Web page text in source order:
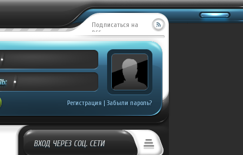
Подписаться на
RSS
Регистрация | Забыли пароль?
ВХОД ЧЕРЕЗ СОЦ. СЕТИ